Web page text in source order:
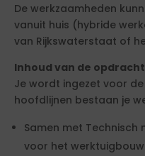
De werkzaamheden
vanuit huis (hybride
van Rijkswaterstaat of
Inhoud van de opdracht
Je wordt ingezet voor
hoofdlijnen bestaan je
Samen met
voor het